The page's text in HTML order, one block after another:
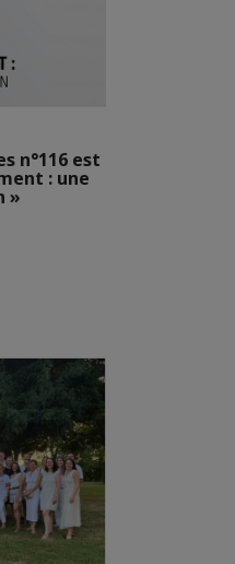
n°116 est
: une
»